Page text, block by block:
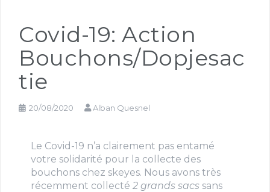
Covid-19: Action
Bouchons/Dopjesac
tie
20/08/2020 Alban Quesnel
Le Covid-19 n’a clairement pas entamé
votre solidarité pour la collecte des
bouchons chez skeyes. Nous avons très
récemment collecté 2 grands sacs sans